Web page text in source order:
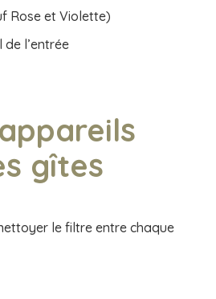
Rose et Violette)
l’entrée
gîtes
le filtre entre chaque